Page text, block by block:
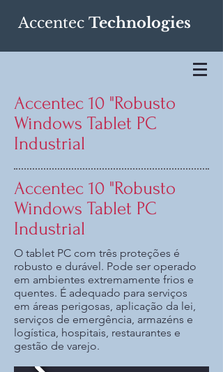
Accentec Technologies
Accentec 10 "Robusto
Windows Tablet PC
Industrial
Accentec 10 "Robusto
Windows Tablet PC
Industrial
O tablet PC com três proteções é
robusto e durável. Pode ser operado
em ambientes extremamente frios e
quentes. É adequado para serviços
em áreas perigosas, aplicação da lei,
serviços de emergência, armazéns e
logística, hospitais, restaurantes e
gestão de varejo.